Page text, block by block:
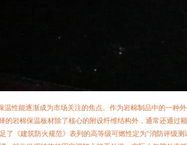
性能逐渐成为市场关注的焦点。作为岩棉制品中的一种
棉保温板材除了核心的附设纤维结构外，通常还通过
《建筑防火规范》表列的高等级可燃性定为“消防评级